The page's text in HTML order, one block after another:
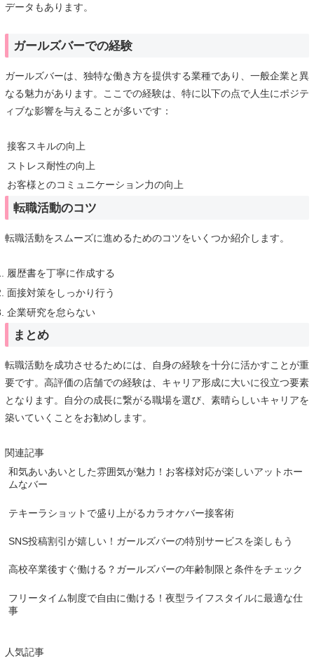
データもあります。
ガールズバーでの経験
ガールズバーは、独特な働き方を提供する業種であり、一般企業と異
なる魅力があります。ここでの経験は、特に以下の点で人生にポジテ
ィブな影響を与えることが多いです：
接客スキルの向上
ストレス耐性の向上
お客様とのコミュニケーション力の向上
転職活動のコツ
転職活動をスムーズに進めるためのコツをいくつか紹介します。
履歴書を丁寧に作成する
面接対策をしっかり行う
企業研究を怠らない
まとめ
転職活動を成功させるためには、自身の経験を十分に活かすことが重
要です。高評価の店舗での経験は、キャリア形成に大いに役立つ要素
となります。自分の成長に繋がる職場を選び、素晴らしいキャリアを
築いていくことをお勧めします。
関連記事
和気あいあいとした雰囲気が魅力！お客様対応が楽しいアットホー
ムなバー
テキーラショットで盛り上がるカラオケバー接客術
SNS投稿割引が嬉しい！ガールズバーの特別サービスを楽しもう
高校卒業後すぐ働ける？ガールズバーの年齢制限と条件をチェック
フリータイム制度で自由に働ける！夜型ライフスタイルに最適な仕
事
人気記事